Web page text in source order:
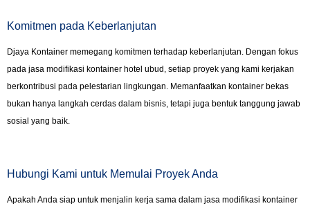
Komitmen pada Keberlanjutan
Djaya Kontainer memegang komitmen terhadap keberlanjutan. Dengan fokus
pada jasa modifikasi kontainer hotel ubud, setiap proyek yang kami kerjakan
berkontribusi pada pelestarian lingkungan. Memanfaatkan kontainer bekas
bukan hanya langkah cerdas dalam bisnis, tetapi juga bentuk tanggung jawab
sosial yang baik.
Hubungi Kami untuk Memulai Proyek Anda
Apakah Anda siap untuk menjalin kerja sama dalam jasa modifikasi kontainer